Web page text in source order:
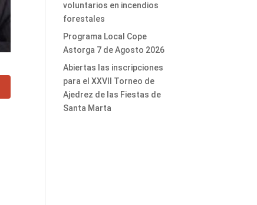
voluntarios en incendios
forestales
Programa Local Cope
Astorga 7 de Agosto 2026
Abiertas las inscripciones
para el XXVII Torneo de
Ajedrez de las Fiestas de
Santa Marta